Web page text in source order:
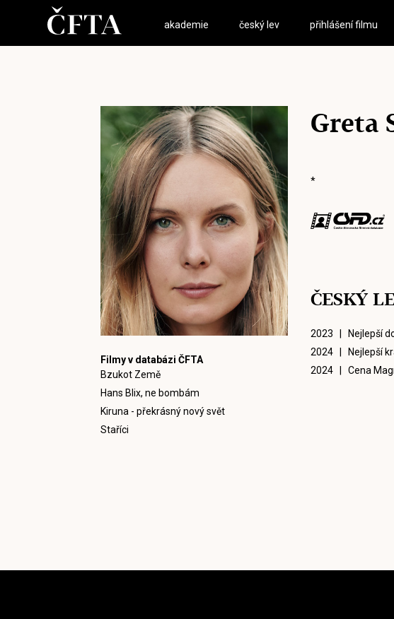
akademie český lev přihlášení filmu
Filmy v databázi ČFTA
Bzukot Země
Hans Blix, ne bombám
Kiruna - překrásný nový svět
Staříci
Greta
*
ČESKÝ
2023 | Nejlepší
2024 | Nejlepší
2024 | Cena